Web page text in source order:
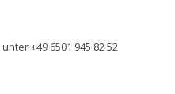
+49 6501 945 82 52